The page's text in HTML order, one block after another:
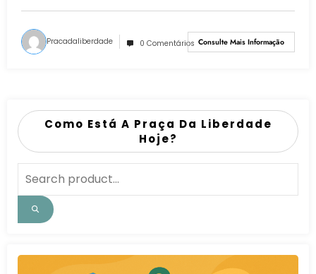
Pracadaliberdade 0 Comentários Consulte Mais Informação
Como Está A Praça Da Liberdade
Hoje?